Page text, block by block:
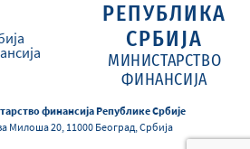
РЕПУБЛИКА
СРБИЈА
МИНИСТАРСТВО
ФИНАНСИЈА
финансија Републике Србије
Милоша 20, 11000 Београд, Србија